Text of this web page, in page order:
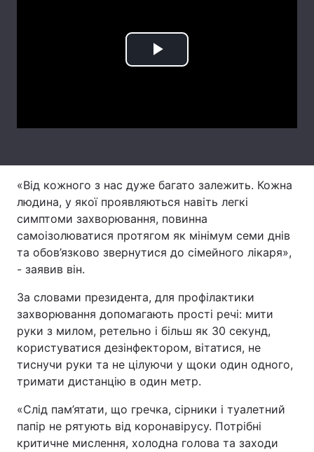
Вакансії
Тема оформлення
Play
«Від кожного з нас дуже багато залежить. Кожна
людина, у якої проявляються навіть легкі
симптоми захворювання, повинна
самоізолюватися протягом як мінімум семи днів
та обов’язково звернутися до сімейного лікаря»,
- заявив він.
За словами президента, для профілактики
захворювання допомагають прості речі: мити
руки з милом, ретельно і більш як 30 секунд,
користуватися дезінфектором, вітатися, не
тиснучи руки та не цілуючи у щоки один одного,
тримати дистанцію в один метр.
«Слід пам’ятати, що гречка, сірники і туалетний
папір не рятують від коронавірусу. Потрібні
критичне мислення, холодна голова та заходи